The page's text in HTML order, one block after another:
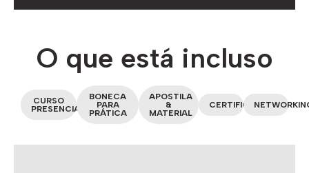
O que está incluso
CURSO
PRESENCIAL
BONECA
PARA
PRÁTICA
APOSTILA
&
MATERIAL
CERTIFICADO